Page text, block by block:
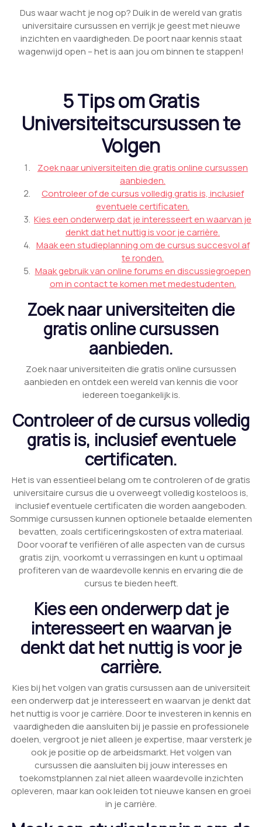
Dus waar wacht je nog op? Duik in de wereld van gratis
universitaire cursussen en verrijk je geest met nieuwe
inzichten en vaardigheden. De poort naar kennis staat
wagenwijd open – het is aan jou om binnen te stappen!
5 Tips om Gratis
Universiteitscursussen te
Volgen
Zoek naar universiteiten die gratis online cursussen
aanbieden.
Controleer of de cursus volledig gratis is, inclusief
eventuele certificaten.
Kies een onderwerp dat je interesseert en waarvan je
denkt dat het nuttig is voor je carrière.
Maak een studieplanning om de cursus succesvol af
te ronden.
Maak gebruik van online forums en discussiegroepen
om in contact te komen met medestudenten.
Zoek naar universiteiten die
gratis online cursussen
aanbieden.
Zoek naar universiteiten die gratis online cursussen
aanbieden en ontdek een wereld van kennis die voor
iedereen toegankelijk is.
Controleer of de cursus volledig
gratis is, inclusief eventuele
certificaten.
Het is van essentieel belang om te controleren of de gratis
universitaire cursus die u overweegt volledig kosteloos is,
inclusief eventuele certificaten die worden aangeboden.
Sommige cursussen kunnen optionele betaalde elementen
bevatten, zoals certificeringskosten of extra materiaal.
Door vooraf te verifiëren of alle aspecten van de cursus
gratis zijn, voorkomt u verrassingen en kunt u optimaal
profiteren van de waardevolle kennis en ervaring die de
cursus te bieden heeft.
Kies een onderwerp dat je
interesseert en waarvan je
denkt dat het nuttig is voor je
carrière.
Kies bij het volgen van gratis cursussen aan de universiteit
een onderwerp dat je interesseert en waarvan je denkt dat
het nuttig is voor je carrière. Door te investeren in kennis en
vaardigheden die aansluiten bij je passie en professionele
doelen, vergroot je niet alleen je expertise, maar versterk je
ook je positie op de arbeidsmarkt. Het volgen van
cursussen die aansluiten bij jouw interesses en
toekomstplannen zal niet alleen waardevolle inzichten
opleveren, maar kan ook leiden tot nieuwe kansen en groei
in je carrière.